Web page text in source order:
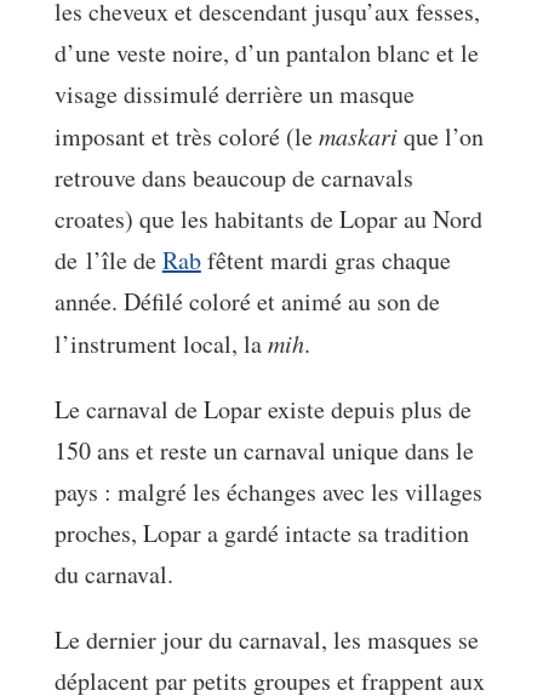
les cheveux et descendant jusqu’aux fesses,
d’une veste noire, d’un pantalon blanc et le
visage dissimulé derrière un masque
imposant et très coloré (lemaskarique l’on
retrouve dans beaucoup de carnavals
croates) que les habitants de Lopar au Nord
de l’île deRabfêtent mardi gras chaque
année. Défilé coloré et animé au son de
l’instrument local, lamih.
Le carnaval de Lopar existe depuis plus de
150 ans et reste un carnaval unique dans le
pays : malgré les échanges avec les villages
proches, Lopar a gardé intacte sa tradition
du carnaval.
Le dernier jour du carnaval, les masques se
déplacent par petits groupes et frappent aux